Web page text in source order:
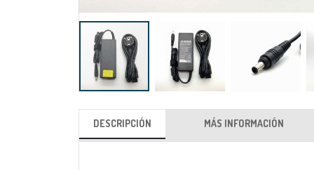
DESCRIPCIÓN MÁS INFORMACIÓN